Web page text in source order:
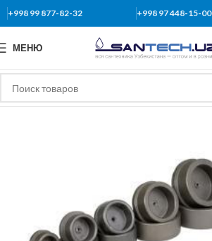
+998 99 877-82-32 +998 97 448-15-00
МЕНЮ